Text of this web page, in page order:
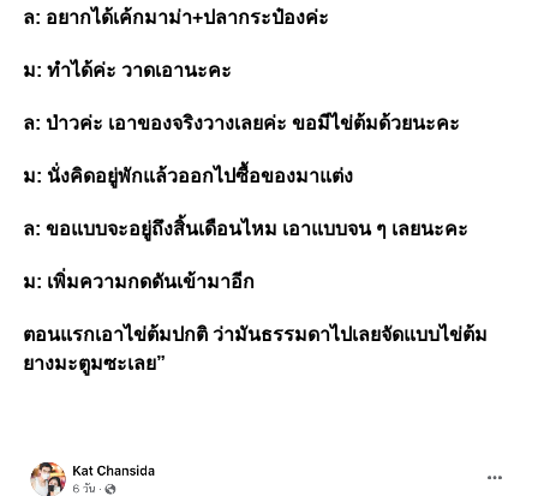
ล: อยากได้เค้กมาม่า+ปลากระป๋องค่ะ
ม: ทำได้ค่ะ วาดเอานะคะ
ล: ป่าวค่ะ เอาของจริงวางเลยค่ะ ขอมีไข่ต้มด้วยนะคะ
ม: นั่งคิดอยู่พักแล้วออกไปซื้อของมาแต่ง
ล: ขอแบบจะอยู่ถึงสิ้นเดือนไหม เอาแบบจน ๆ เลยนะคะ
ม: เพิ่มความกดดันเข้ามาอีก
ตอนแรกเอาไข่ต้มปกติ ว่ามันธรรมดาไปเลยจัดแบบไข่ต้ม
ยางมะตูมซะเลย”